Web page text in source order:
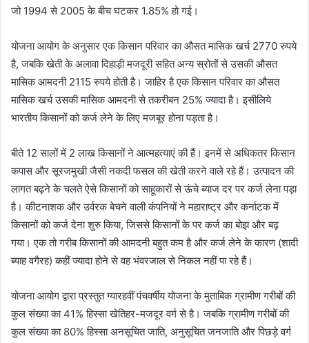
जो 1994 से 2005 के बीच घटकर 1.85% हो गई।
योजना आयोग के अनुसार एक किसान परिवार का औसत मासिक खर्च 2770 रुपये
है, जबकि खेती के अलावा दिहाड़ी मजदूरी सहित अन्य स्रोतों से उसकी औसत
मासिक आमदनी 2115 रुपये होती है। जाहिर है एक किसान परिवार का औसत
मासिक खर्च उसकी मासिक आमदनी से तकरीबन 25% ज्यादा है। इसीलिये
भारतीय किसानों को कर्ज लेने के लिए मजबूर होना पड़ता है।
बीते 12 सालों में 2 लाख किसानों ने आत्महत्याएं की हैं। इनमें से अधिकतर किसान
कपास और सूरजमुखी जैसी नकदी फसल की खेती करने वाले रहे हैं। उत्पादन की
लागत बढ़ने के चलते ऐसे किसानों को साहूकारों से ऊंचे ब्याज दर पर कर्ज लेना पड़ा
है। कीटनाशक और उर्वरक बेचने वाली कंपनियों ने महाराष्ट्र और कर्नाटक में
किसानों को कर्ज देना शुरु किया, जिससे किसानों के पर कर्ज का बोझ और बढ़
गया। एक तो गरीब किसानों की आमदनी बहुत कम है और कर्ज लेने के कारण (शादी
ब्याह वगैरह) कहीं ज्यादा होने से वह भंवरजाल से निकल नहीं पा रहे हैं।
योजना आयोग द्वारा प्रस्तुत ग्यारहवीं पंचवर्षीय योजना के मुताबिक ग्रामीण गरीबों की
कुल संख्या का 41% हिस्सा खेतिहर-मजदूर वर्ग से है। जबकि ग्रामीण गरीबों की
कुल संख्या का 80% हिस्सा अनसूचित जाति, अनुसूचित जनजाति और पिछड़े वर्ग